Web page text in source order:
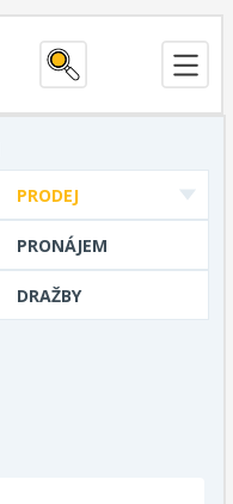
PRODEJ
PRONÁJEM
DRAŽBY